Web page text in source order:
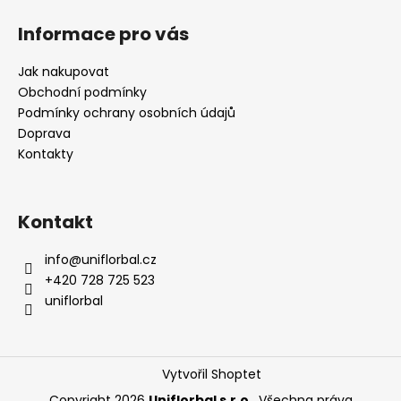
Informace pro vás
Jak nakupovat
Obchodní podmínky
Podmínky ochrany osobních údajů
Doprava
Kontakty
Kontakt
info@uniflorbal.cz
+420 728 725 523
uniflorbal
Vytvořil Shoptet